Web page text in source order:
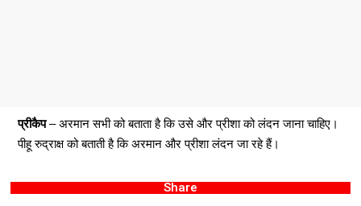
प्रीकैप– अरमान सभी को बताता है कि उसे और प्रीशा को लंदन जाना चाहिए।
पीहू रुद्राक्ष को बताती है कि अरमान और प्रीशा लंदन जा रहे हैं।
Share